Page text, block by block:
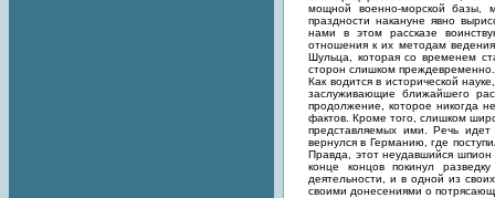
мощной военно-морской базы,
праздности накануне явно
нами в этом рассказе
отношения к их методам
Шульца, которая со временем
сторон слишком преждевременно.
Как водится в исторической
заслуживающие ближайшего
продолжение, которое никогда
фактов. Кроме того, слишком
представляемых ими. Речь
вернулся в Германию, где
Правда, этот неудавшийся шпион
конце концов покинул
деятельности, и в одной из
своими донесениями о